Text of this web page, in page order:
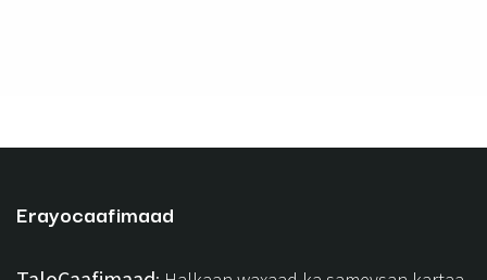
Erayocaafimaad